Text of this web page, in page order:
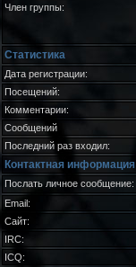
Член группы:
Статистика
Дата регистрации:
Посещений:
Комментарии:
Сообщений
Последний раз входил:
Контактная информация
Послать личное сообщение:
Email:
Сайт:
IRC:
ICQ: